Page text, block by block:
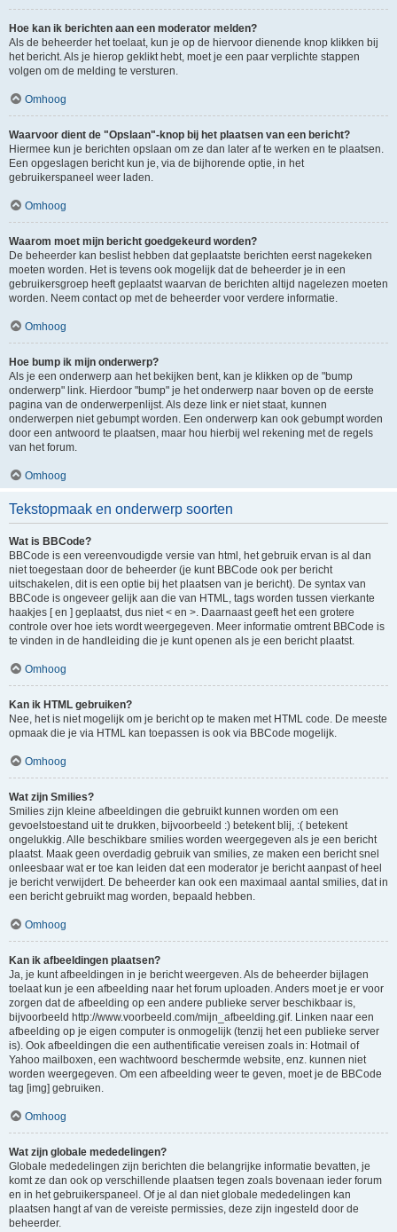
Hoe kan ik berichten aan een moderator melden?
Als de beheerder het toelaat, kun je op de hiervoor dienende knop klikken bij
het bericht. Als je hierop geklikt hebt, moet je een paar verplichte stappen
volgen om de melding te versturen.
Omhoog
Waarvoor dient de "Opslaan"-knop bij het plaatsen van een bericht?
Hiermee kun je berichten opslaan om ze dan later af te werken en te plaatsen.
Een opgeslagen bericht kun je, via de bijhorende optie, in het
gebruikerspaneel weer laden.
Omhoog
Waarom moet mijn bericht goedgekeurd worden?
De beheerder kan beslist hebben dat geplaatste berichten eerst nagekeken
moeten worden. Het is tevens ook mogelijk dat de beheerder je in een
gebruikersgroep heeft geplaatst waarvan de berichten altijd nagelezen moeten
worden. Neem contact op met de beheerder voor verdere informatie.
Omhoog
Hoe bump ik mijn onderwerp?
Als je een onderwerp aan het bekijken bent, kan je klikken op de "bump
onderwerp" link. Hierdoor "bump" je het onderwerp naar boven op de eerste
pagina van de onderwerpenlijst. Als deze link er niet staat, kunnen
onderwerpen niet gebumpt worden. Een onderwerp kan ook gebumpt worden
door een antwoord te plaatsen, maar hou hierbij wel rekening met de regels
van het forum.
Omhoog
Tekstopmaak en onderwerp soorten
Wat is BBCode?
BBCode is een vereenvoudigde versie van html, het gebruik ervan is al dan
niet toegestaan door de beheerder (je kunt BBCode ook per bericht
uitschakelen, dit is een optie bij het plaatsen van je bericht). De syntax van
BBCode is ongeveer gelijk aan die van HTML, tags worden tussen vierkante
haakjes [ en ] geplaatst, dus niet < en >. Daarnaast geeft het een grotere
controle over hoe iets wordt weergegeven. Meer informatie omtrent BBCode is
te vinden in de handleiding die je kunt openen als je een bericht plaatst.
Omhoog
Kan ik HTML gebruiken?
Nee, het is niet mogelijk om je bericht op te maken met HTML code. De meeste
opmaak die je via HTML kan toepassen is ook via BBCode mogelijk.
Omhoog
Wat zijn Smilies?
Smilies zijn kleine afbeeldingen die gebruikt kunnen worden om een
gevoelstoestand uit te drukken, bijvoorbeeld :) betekent blij, :( betekent
ongelukkig. Alle beschikbare smilies worden weergegeven als je een bericht
plaatst. Maak geen overdadig gebruik van smilies, ze maken een bericht snel
onleesbaar wat er toe kan leiden dat een moderator je bericht aanpast of heel
je bericht verwijdert. De beheerder kan ook een maximaal aantal smilies, dat in
een bericht gebruikt mag worden, bepaald hebben.
Omhoog
Kan ik afbeeldingen plaatsen?
Ja, je kunt afbeeldingen in je bericht weergeven. Als de beheerder bijlagen
toelaat kun je een afbeelding naar het forum uploaden. Anders moet je er voor
zorgen dat de afbeelding op een andere publieke server beschikbaar is,
bijvoorbeeld http://www.voorbeeld.com/mijn_afbeelding.gif. Linken naar een
afbeelding op je eigen computer is onmogelijk (tenzij het een publieke server
is). Ook afbeeldingen die een authentificatie vereisen zoals in: Hotmail of
Yahoo mailboxen, een wachtwoord beschermde website, enz. kunnen niet
worden weergegeven. Om een afbeelding weer te geven, moet je de BBCode
tag [img] gebruiken.
Omhoog
Wat zijn globale mededelingen?
Globale mededelingen zijn berichten die belangrijke informatie bevatten, je
komt ze dan ook op verschillende plaatsen tegen zoals bovenaan ieder forum
en in het gebruikerspaneel. Of je al dan niet globale mededelingen kan
plaatsen hangt af van de vereiste permissies, deze zijn ingesteld door de
beheerder.